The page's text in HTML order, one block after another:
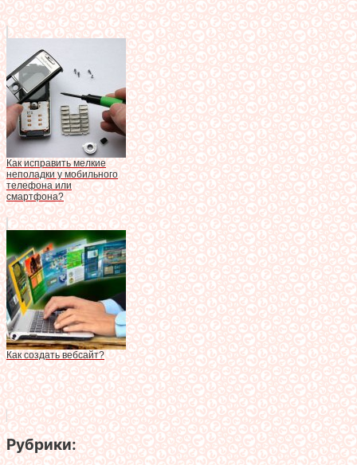
Как исправить мелкие
неполадки у мобильного
телефона или
смартфона?
Как создать вебсайт?
Рубрики: